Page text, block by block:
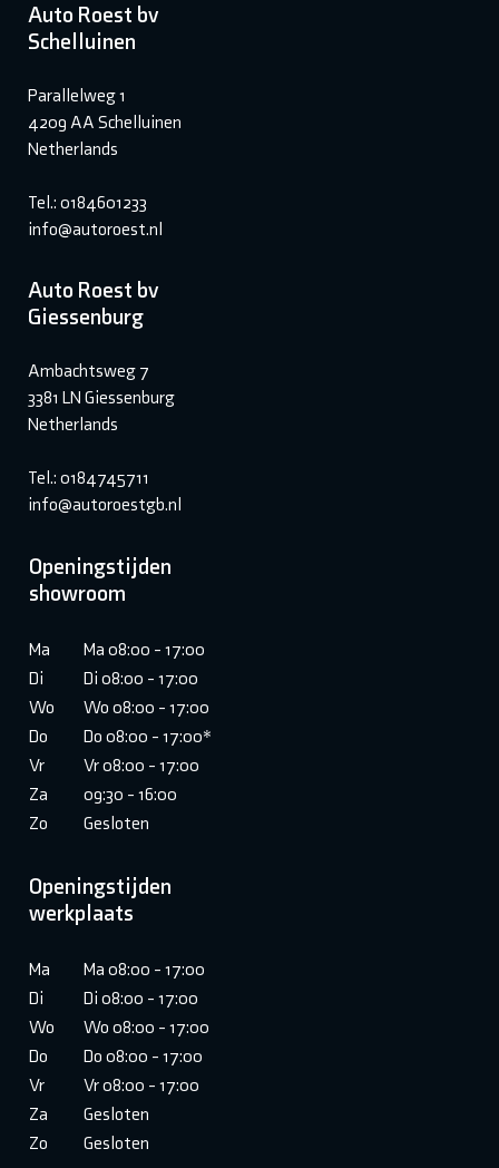
Auto Roest bv
Schelluinen
Parallelweg 1
4209 AA Schelluinen
Netherlands
Tel.: 0184601233
info@autoroest.nl
Auto Roest bv
Giessenburg
Ambachtsweg 7
3381 LN Giessenburg
Netherlands
Tel.: 0184745711
info@autoroestgb.nl
Openingstijden
showroom
Ma
Ma 08:00 - 17:00
Di
Di 08:00 - 17:00
Wo
Wo 08:00 - 17:00
Do
Do 08:00 - 17:00*
Vr
Vr 08:00 - 17:00
Za
09:30 - 16:00
Zo
Gesloten
Openingstijden
werkplaats
Ma
Ma 08:00 - 17:00
Di
Di 08:00 - 17:00
Wo
Wo 08:00 - 17:00
Do
Do 08:00 - 17:00
Vr
Vr 08:00 - 17:00
Za
Gesloten
Zo
Gesloten